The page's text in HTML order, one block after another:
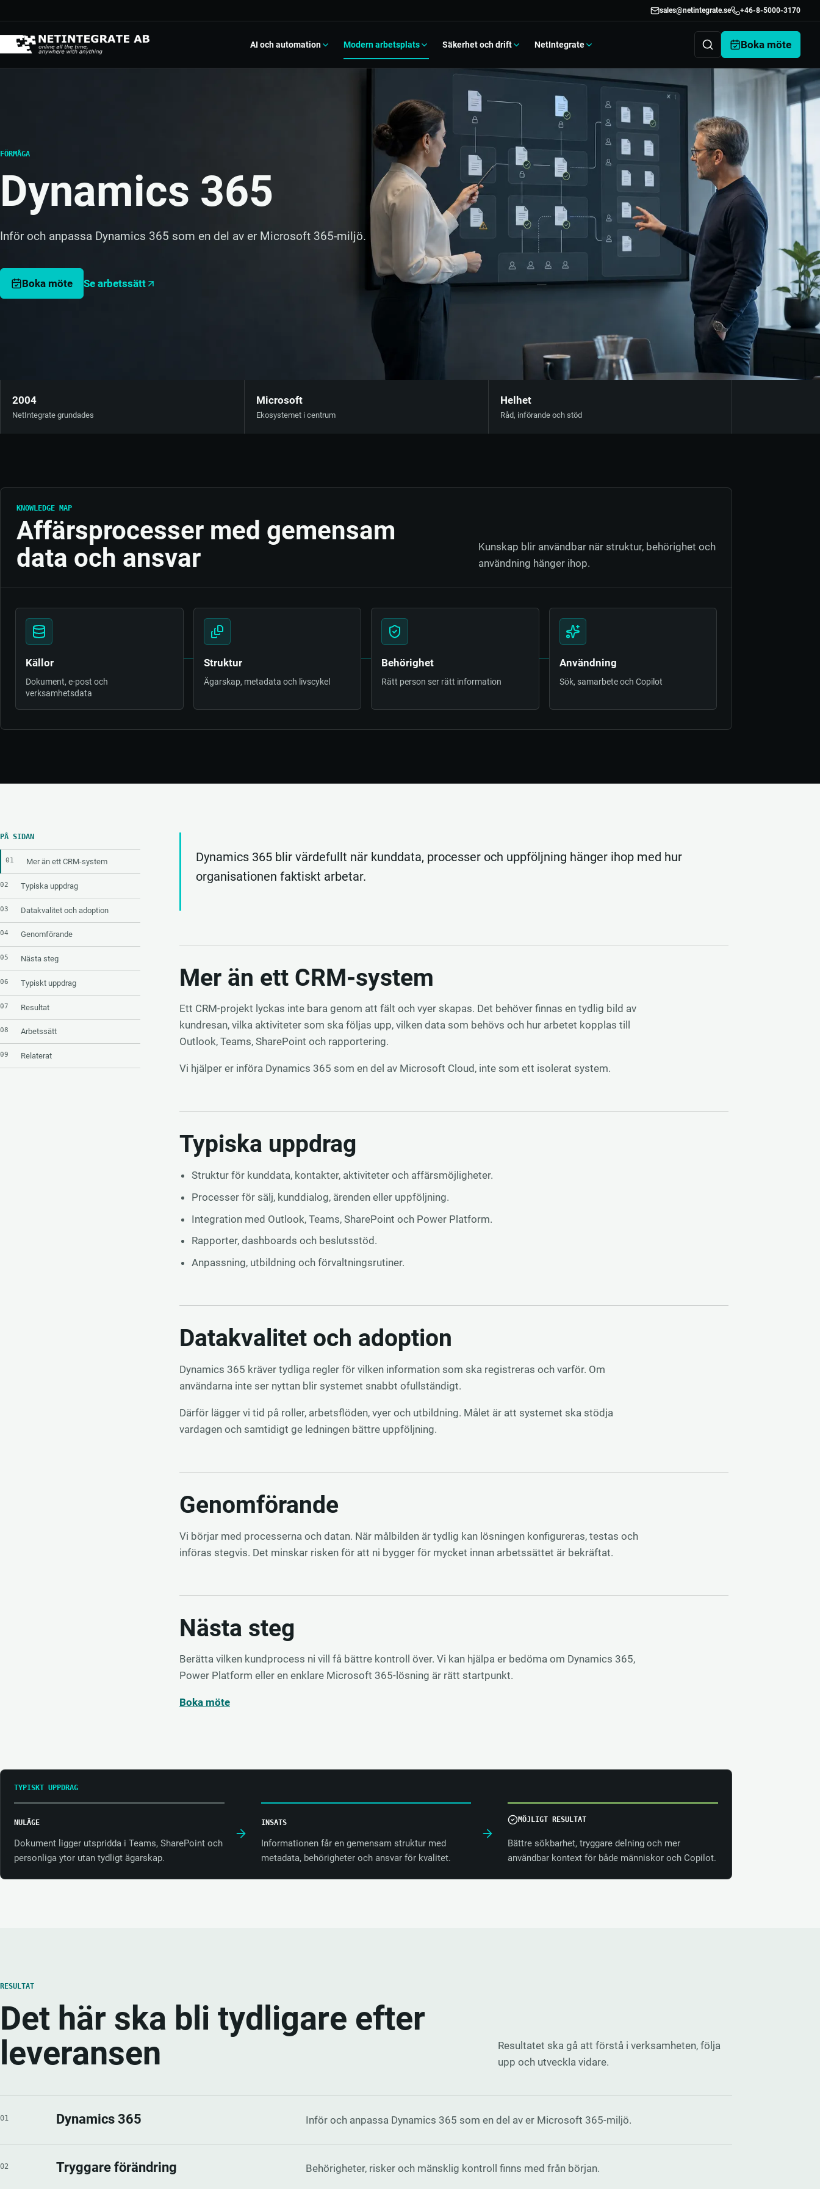
sales@netintegrate.se +46-8-5000-3170
AI och automation
Utför repetitivt arbete kontrollerat
Digitalisera verksamheten
Integrationer och anpassade lösningar
Modern arbetsplats
SharePoint
Kunskap, dokument och intranät
Flytt till Microsoft 365
Migrering med en tydlig målbild
Dynamics 365
Affärsprocesser och gemensam data
Säkerhet och drift
NIS2-checklista
Från krav till prioriterad åtgärd
Dataskydd i praktiska arbetssätt
Datorer och mobiler
Enheter som följer reglerna
Unifi
Stabilt och överblickbart nätverk
Infrastruktur för molnarbete
NetIntegrate
Om NetIntegrate
Vår story
Kundlösningar
Digitala Kompetenslyft
Kunskap och smarta verktyg för ideella
organisationer
Webinar och utbildningar
FAQ
Kontakt
Boka möte
FÖRMÅGA
Dynamics 365
Inför och anpassa Dynamics 365 som en del av er Microsoft 365-miljö.
Boka möte Se arbetssätt
2004
NetIntegrate grundades
Microsoft
Ekosystemet i centrum
Helhet
Råd, införande och stöd
KNOWLEDGE MAP
Affärsprocesser med gemensam
data och ansvar
Kunskap blir användbar när struktur, behörighet och
användning hänger ihop.
Källor
Dokument, e-post och
verksamhetsdata
Struktur
Ägarskap, metadata och livscykel
Behörighet
Rätt person ser rätt information
Användning
Sök, samarbete och Copilot
PÅ SIDAN
01 Mer än ett CRM-system
02 Typiska uppdrag
03 Datakvalitet och adoption
04 Genomförande
05 Nästa steg
06 Typiskt uppdrag
07 Resultat
08 Arbetssätt
09 Relaterat
Dynamics 365 blir värdefullt när kunddata, processer och uppföljning hänger ihop med hur
organisationen faktiskt arbetar.
Mer än ett CRM-system
Ett CRM-projekt lyckas inte bara genom att fält och vyer skapas. Det behöver finnas en tydlig bild av
kundresan, vilka aktiviteter som ska följas upp, vilken data som behövs och hur arbetet kopplas till
Outlook, Teams, SharePoint och rapportering.
Vi hjälper er införa Dynamics 365 som en del av Microsoft Cloud, inte som ett isolerat system.
Typiska uppdrag
Struktur för kunddata, kontakter, aktiviteter och affärsmöjligheter.
Processer för sälj, kunddialog, ärenden eller uppföljning.
Integration med Outlook, Teams, SharePoint och Power Platform.
Rapporter, dashboards och beslutsstöd.
Anpassning, utbildning och förvaltningsrutiner.
Datakvalitet och adoption
Dynamics 365 kräver tydliga regler för vilken information som ska registreras och varför. Om
användarna inte ser nyttan blir systemet snabbt ofullständigt.
Därför lägger vi tid på roller, arbetsflöden, vyer och utbildning. Målet är att systemet ska stödja
vardagen och samtidigt ge ledningen bättre uppföljning.
Genomförande
Vi börjar med processerna och datan. När målbilden är tydlig kan lösningen konfigureras, testas och
införas stegvis. Det minskar risken för att ni bygger för mycket innan arbetssättet är bekräftat.
Nästa steg
Berätta vilken kundprocess ni vill få bättre kontroll över. Vi kan hjälpa er bedöma om Dynamics 365,
Power Platform eller en enklare Microsoft 365-lösning är rätt startpunkt.
Boka möte
TYPISKT UPPDRAG
NULÄGE
Dokument ligger utspridda i Teams, SharePoint och
personliga ytor utan tydligt ägarskap.
INSATS
Informationen får en gemensam struktur med
metadata, behörigheter och ansvar för kvalitet.
MÖJLIGT RESULTAT
Bättre sökbarhet, tryggare delning och mer
användbar kontext för både människor och Copilot.
RESULTAT
Det här ska bli tydligare efter
leveransen
Resultatet ska gå att förstå i verksamheten, följa
upp och utveckla vidare.
01 Dynamics 365 Inför och anpassa Dynamics 365 som en del av er Microsoft 365-miljö.
02 Tryggare förändring Behörigheter, risker och mänsklig kontroll finns med från början.